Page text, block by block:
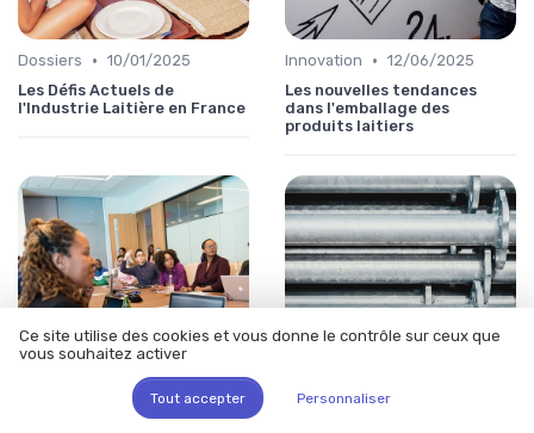
Dossiers • 10/01/2025
Les Défis Actuels de
l'Industrie Laitière en France
Innovation • 12/06/2025
Les nouvelles tendances
dans l'emballage des
produits laitiers
Ce site utilise des cookies et vous donne le contrôle sur ceux que
vous souhaitez activer
Tout accepter Personnaliser